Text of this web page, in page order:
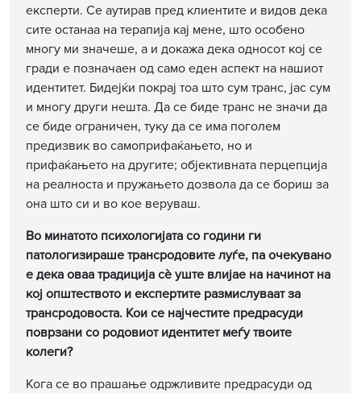
експерти. Се аутирав пред клиентите и видов дека
сите останаа на терапија кај мене, што особено
многу ми значеше, а и докажа дека односот кој се
гради е позначаен од само еден аспект на нашиот
идентитет. Бидејќи покрај тоа што сум транс, јас сум
и многу други нешта. Да се биде транс не значи да
се биде ограничен, туку да се има поголем
предизвик во самоприфаќањето, но и
прифаќањето на другите; објективната перцепција
на реалноста и пружањето дозвола да се бориш за
она што си и во кое веруваш.
Во минатото психологијата со години ги
патологизираше трансродовите луѓе, па очекувано
е дека оваа традиција сè уште влијае на начинот на
кој општеството и експертите размислуваат за
трансродовоста. Кои се најчестите предрасуди
поврзани со родовиот идентитет меѓу твоите
колеги?
Кога се во прашање одржливите предрасуди од